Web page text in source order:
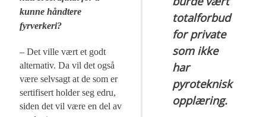
totalforbud
for private
som ikke
har
pyroteknisk
opplæring.
kunne håndtere
fyrverkeri?
– Det ville vært et godt
alternativ. Da vil det også
være selvsagt at de som er
sertifisert holder seg edru,
siden det vil være en del av